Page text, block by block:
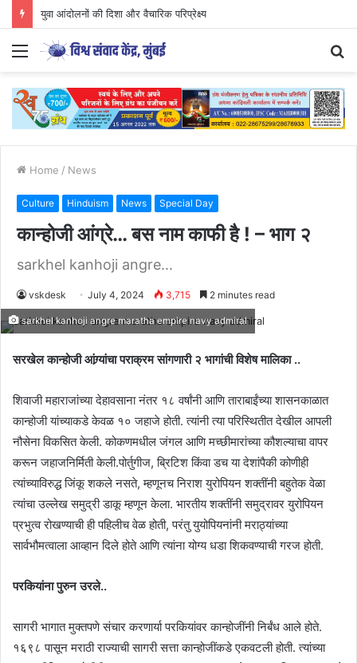
युवा आंदोलनों की दिशा और वैचारिक परिप्रेक्ष्य
Menu
Home / News
Culture Hinduism News Special Day
कान्होजी आंग्रे… बस नाम काफी है ! – भाग २
sarkhel kanhoji angre...
vskdesk July 4, 2024 3,715 2 minutes read
sarkhel kanhoji angre maratha empire navy admiral
सरखेल कान्होजी आंग्र्यांचा पराक्रम सांगणारी २ भागांची विशेष मालिका ..
शिवाजी महाराजांच्या देहावसाना नंतर १८ वर्षांनी आणि ताराबाईंच्या शासनकाळात
कान्होजी यांच्याकडे केवळ १० जहाजे होती. त्यांनी त्या परिस्थितीत देखील आपली
नौसेना विकसित केली. कोकणमधील जंगल आणि मच्छीमारांच्या कौशल्याचा वापर
करून जहाजनिर्मिती केली.पोर्तुगीज, ब्रिटिश किंवा डच या देशांपैकी कोणीही
त्यांच्याविरुद्ध जिंकू शकले नसते, म्हणूनच निराश युरोपियन शक्तींनी बहुतेक वेळा
त्यांचा उल्लेख समुद्री डाकू म्हणून केला. भारतीय शक्तींनी समुद्रावर युरोपियन
प्रभुत्व रोखण्याची ही पहिलीच वेळ होती, परंतु युयोपियनांनी मराठ्यांच्या
सार्वभौमत्वाला आव्हान दिले होते आणि त्यांना योग्य धडा शिकवण्याची गरज होती.
परकियांना पुरुन उरले..
सागरी भागात मुक्तपणे संचार करणार्या परकियांवर कान्होजींनी निर्बंध आले होते.
१६९८ पासून मराठी राज्याची सागरी सत्ता कान्होजींकडे एकवटली होती. त्यांच्या